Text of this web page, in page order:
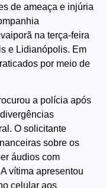
de ameaça e injúria
na terça-feira
e Lidianópolis. Em
por meio de
a polícia após
O solicitante
sobre os
áudios com
vítima apresentou
celular aos